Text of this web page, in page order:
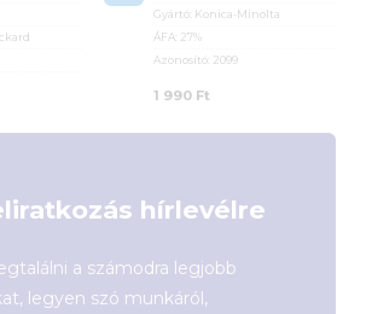
Gyártó: Konica-Minolta
ÁFA: 27%
Azonosító: 2099
1 990 Ft
hírlevélre
a számodra legjobb
legyen szó munkáról,